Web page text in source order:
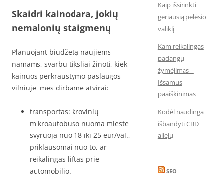
Skaidri kainodara, jokių
nemalonių staigmenų
Planuojant biudžetą naujiems
namams, svarbu tiksliai žinoti, kiek
kainuos perkraustymo paslaugos
vilniuje. mes dirbame atvirai:
transportas: krovinių
mikroautobuso nuoma mieste
svyruoja nuo 18 iki 25 eur/val.,
priklausomai nuo to, ar
reikalingas liftas prie
automobilio.
Kaip išsirinkti
geriausią pelėsio
valiklį
Kam reikalingas
padangų
žymėjimas –
Išsamus
paaiškinimas
Kodėl naudinga
išbandyti CBD
aliejų
SEO